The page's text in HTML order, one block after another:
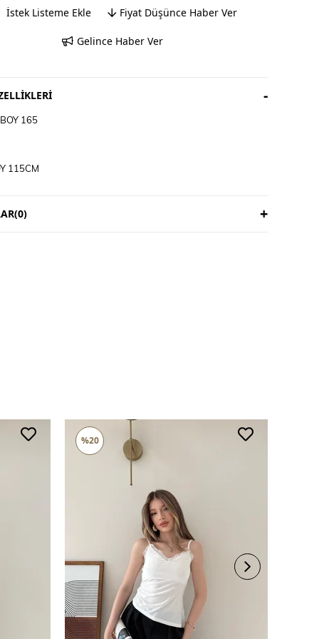
İstek Listeme Ekle Fiyat Düşünce Haber Ver
Gelince Haber Ver
165
115CM
AİTTİR
(0)
%20